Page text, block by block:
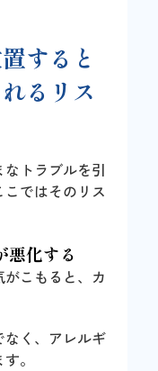
すると
るリス
トラブルを引
ではそのリス
悪化する
こもると、カ
なく、アレルギ
。